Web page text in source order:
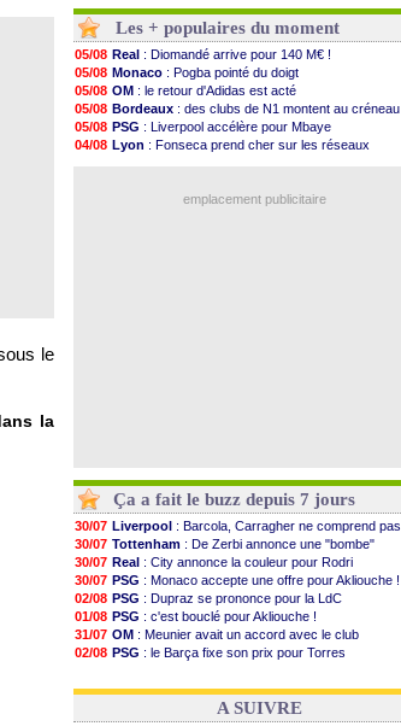
le
la
09h11 Abha: c'est fait pour Fekir (officiel)
08h57
Real : réponse imminente de Vinicius
08h39 Arsenal: Nørgaard transféré à Everton (off.)
08h22
Al-Ahli: Deschamps a discuté !
00h06
PSG: Luis Enrique satisfait malgré tout
05/08 Monaco: Pogba pointé du doigt
05/08 Rennes: Zabiri n'est pas fan de la L1
05/08 Rennes: une offre de Fulham pour Aït Boudlal
05/08 VIDEO: Thomasson et Cresswell réconciliés
: Arsenal s'incline face au Real Betis
Les + populaires du moment
05/08 Real : Diomandé arrive pour 140 M€ !
05/08 Monaco : Pogba pointé du doigt
05/08 OM : le retour d'Adidas est acté
05/08 Bordeaux : des clubs de N1 montent au créneau
05/08 PSG : Liverpool accélère pour Mbaye
04/08 Lyon : Fonseca prend cher sur les réseaux
emplacement publicitaire
Ça a fait le buzz depuis 7 jours
30/07 Liverpool : Barcola, Carragher ne comprend pas
30/07 Tottenham : De Zerbi annonce une "bombe"
30/07 Real : City annonce la couleur pour Rodri
30/07 PSG : Monaco accepte une offre pour Akliouche !
02/08 PSG : Dupraz se prononce pour la LdC
01/08 PSG : c'est bouclé pour Akliouche !
31/07 OM : Meunier avait un accord avec le club
02/08 PSG : le Barça fixe son prix pour Torres
03/08 FIFA: Infantino sollicite Trump
A SUIVRE